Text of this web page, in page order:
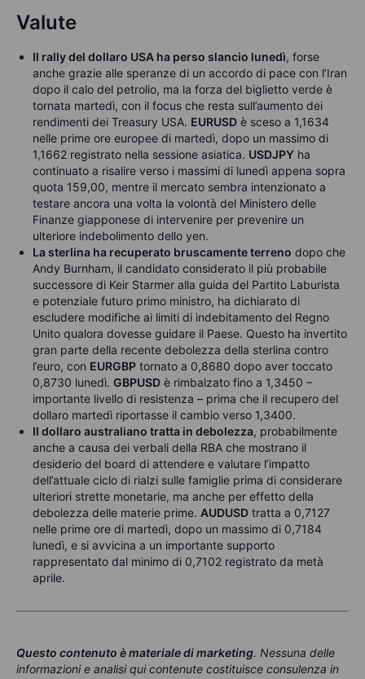
Valute
Il rally del dollaro USA ha perso slancio lunedì, forse
anche grazie alle speranze di un accordo di pace con l’Iran
dopo il calo del petrolio, ma la forza del biglietto verde è
tornata martedì, con il focus che resta sull’aumento dei
rendimenti dei Treasury USA. EURUSD è sceso a 1,1634
nelle prime ore europee di martedì, dopo un massimo di
1,1662 registrato nella sessione asiatica. USDJPY ha
continuato a risalire verso i massimi di lunedì appena sopra
quota 159,00, mentre il mercato sembra intenzionato a
testare ancora una volta la volontà del Ministero delle
Finanze giapponese di intervenire per prevenire un
ulteriore indebolimento dello yen.
La sterlina ha recuperato bruscamente terreno dopo che
Andy Burnham, il candidato considerato il più probabile
successore di Keir Starmer alla guida del Partito Laburista
e potenziale futuro primo ministro, ha dichiarato di
escludere modifiche ai limiti di indebitamento del Regno
Unito qualora dovesse guidare il Paese. Questo ha invertito
gran parte della recente debolezza della sterlina contro
l’euro, con EURGBP tornato a 0,8680 dopo aver toccato
0,8730 lunedì. GBPUSD è rimbalzato fino a 1,3450 –
importante livello di resistenza – prima che il recupero del
dollaro martedì riportasse il cambio verso 1,3400.
Il dollaro australiano tratta in debolezza, probabilmente
anche a causa dei verbali della RBA che mostrano il
desiderio del board di attendere e valutare l’impatto
dell’attuale ciclo di rialzi sulle famiglie prima di considerare
ulteriori strette monetarie, ma anche per effetto della
debolezza delle materie prime. AUDUSD tratta a 0,7127
nelle prime ore di martedì, dopo un massimo di 0,7184
lunedì, e si avvicina a un importante supporto
rappresentato dal minimo di 0,7102 registrato da metà
aprile.
Questo contenuto è materiale di marketing. Nessuna delle
informazioni e analisi qui contenute costituisce consulenza in